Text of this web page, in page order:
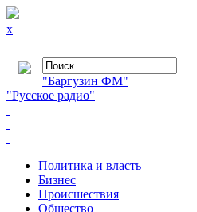
x
"Баргузин ФМ"
"Русское радио"
Политика и власть
Бизнес
Происшествия
Общество